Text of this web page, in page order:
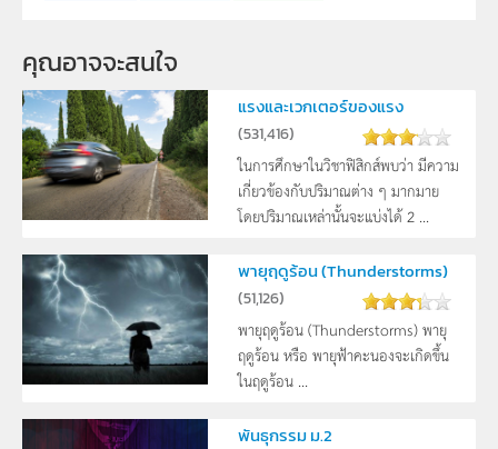
คุณอาจจะสนใจ
แรงและเวกเตอร์ของแรง
(531,416)
ในการศึกษาในวิชาฟิสิกส์พบว่า มีความ
เกี่ยวข้องกับปริมาณต่าง ๆ มากมาย
โดยปริมาณเหล่านั้นจะแบ่งได้ 2 ...
พายุฤดูร้อน (Thunderstorms)
(51,126)
พายุฤดูร้อน (Thunderstorms) พายุ
ฤดูร้อน หรือ พายุฟ้าคะนองจะเกิดขึ้น
ในฤดูร้อน ...
พันธุกรรม ม.2